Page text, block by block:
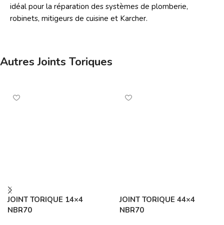
idéal pour la réparation des systèmes de plomberie,
robinets, mitigeurs de cuisine et Karcher.
Autres Joints Toriques
JOINT TORIQUE 14×4
NBR70
JOINT TORIQUE 44×4
NBR70